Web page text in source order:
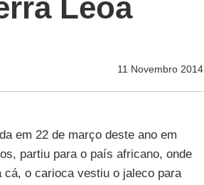
Leoa
11 Novembro 2014
em 22 de março deste ano em
partiu para o país africano, onde
cá, o carioca vestiu o jaleco para